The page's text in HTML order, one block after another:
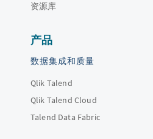
资源库
产品
数据集成和质量
Qlik Talend
Qlik Talend Cloud
Talend Data Fabric